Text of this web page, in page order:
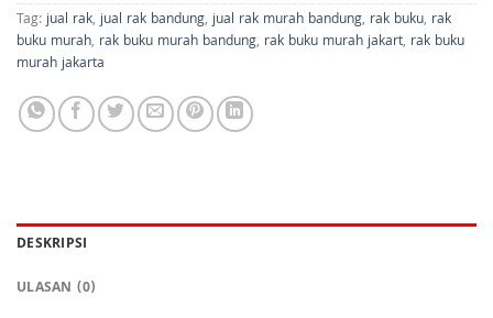
Tag:jual rak,jual rak bandung,jual rak murah bandung, rak buku, rak
buku murah, rak buku murah bandung, rak buku murah jakart, rak buku
murah jakarta
DESKRIPSI
ULASAN (0)